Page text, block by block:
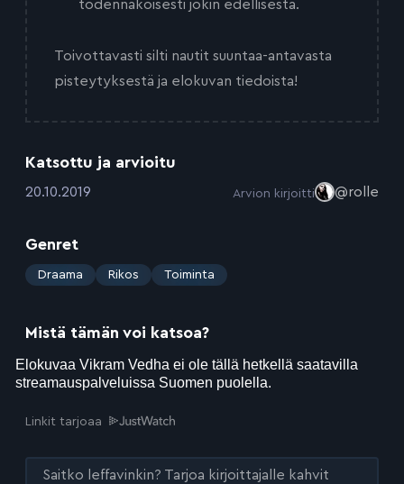
todennäköisesti jokin edellisestä.
Toivottavasti silti nautit suuntaa-antavasta
pisteytyksestä ja elokuvan tiedoista!
Katsottu ja arvioitu
:20.10.2019 Arvion kirjoitti @rolle
Genret
: Draama Rikos Toiminta
Mistä tämän voi katsoa?
Linkit tarjoaa
Saitko leffavinkin? Tarjoa kirjoittajalle kahvit